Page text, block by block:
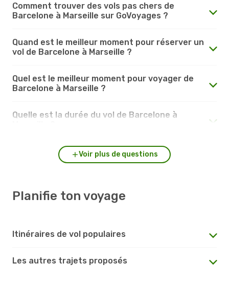
Comment trouver des vols pas chers de
Barcelone à Marseille sur GoVoyages ?
Quand est le meilleur moment pour réserver un
vol de Barcelone à Marseille ?
Quel est le meilleur moment pour voyager de
Barcelone à Marseille ?
Quelle est la durée du vol de Barcelone à
Voir plus de questions
Planifie ton voyage
Itinéraires de vol populaires
Les autres trajets proposés